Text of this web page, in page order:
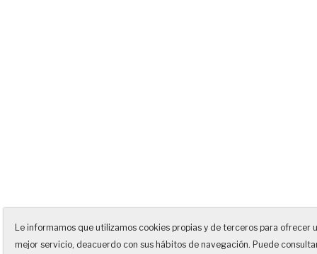
Le informamos que utilizamos cookies propias y de terceros para ofrecer
mejor servicio, deacuerdo con sus hábitos de navegación. Puede